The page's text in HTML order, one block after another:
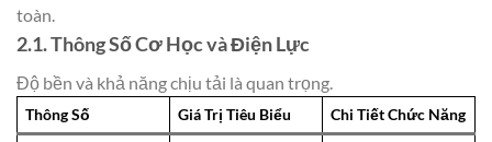
toàn.
2.1. Thông Số Cơ Học và Điện Lực
Độ bền và khả năng chịu tải là quan trọng.
Thông Số Giá Trị Tiêu Biểu Chi Tiết Chức Năng